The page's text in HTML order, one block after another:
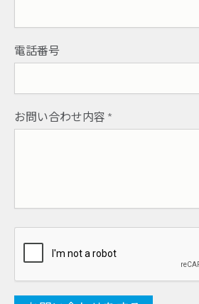
電話番号
お問い合わせ内容 *